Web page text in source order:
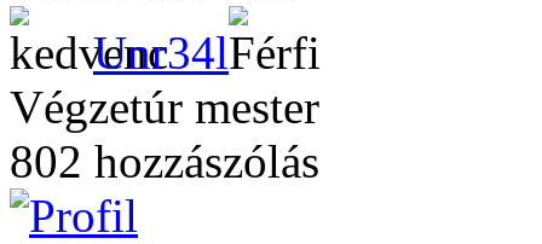
Unr34l
Végzetúr mester
802 hozzászólás